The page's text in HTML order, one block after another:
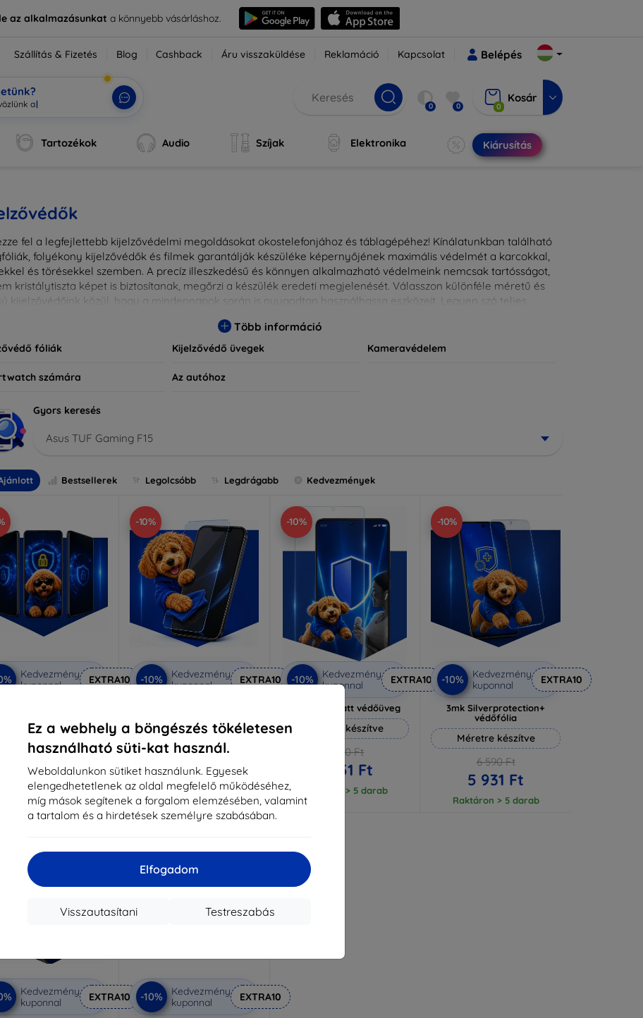
az alkalmazásunkata könnyebb vásárláshoz.
Ez a webhely a böngészés tökéletesen
használható süti-kat használ.
Weboldalunkon sütiket használunk. Egyesek
elengedhetetlenek az oldal megfelelő működéséhez,
míg mások segítenek a forgalom elemzésében, valamint
a tartalom és a hirdetések személyre szabásában.
Elfogadom
Testreszabás
Visszautasítani
Szállítás & Fizetés Blog Cashback Áru visszaküldése Reklamáció Kapcsolat Belépés
0 0 0
Kosár
Tartozékok Audio Szíjak Elektronika Kiárusítás
fel a legfejlettebb kijelzővédelmi megoldásokat okostelefonjához és táblagépéhez! Kínálatunkban található
folyékony kijelzővédők és filmek garantálják készüléke képernyőjének maximális védelmét a karcokkal,
és törésekkel szemben. A precíz illeszkedésű és könnyen alkalmazható védelmeink nemcsak tartósságot,
kristálytiszta képet is biztosítanak, megőrzi a készülék eredeti megjelenését. Válasszon különféle méretű és
kijelzővédőink közül, hogy a mindennapok során is nyugodtan használhassa eszközeit. Legyen szó teljes
Több információ
fóliák Kijelzővédő üvegek Kameravédelem
számára Az autóhoz
Gyors keresés
Asus TUF Gaming F15
Bestsellerek Legolcsóbb Legdrágabb Kedvezmények
Kedvezmény
kuponnal
EXTRA10
Privacy védőüveg
Méretre készítve
7 290 Ft
6 561 Ft
Raktáron 3 darab
-10%
-10%
Kedvezmény
kuponnal
EXTRA10
Méretre készítve
5 790 Ft
5 211 Ft
Raktáron > 5 darab
-10%
-10%
Kedvezmény
kuponnal
EXTRA10
3mk Pure Matt védőüveg
Méretre készítve
4 390 Ft
3 951 Ft
Raktáron > 5 darab
-10%
-10%
Kedvezmény
kuponnal
EXTRA10
3mk Silverprotection+
védőfólia
Méretre készítve
6 590 Ft
5 931 Ft
Raktáron > 5 darab
Kedvezmény
kuponnal
EXTRA10 -10%
Kedvezmény
kuponnal
EXTRA10